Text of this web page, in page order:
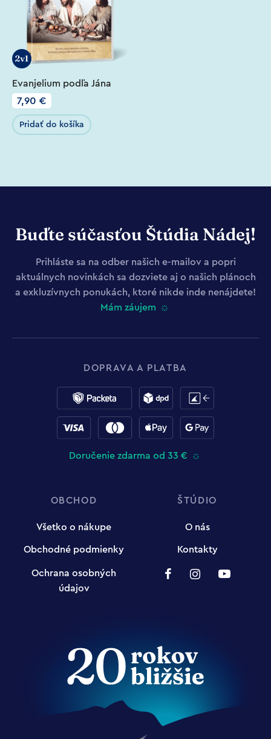
Evanjelium podľa Jána
7,90 €
Pridať do košíka
Buďte súčasťou Štúdia Nádej!
Prihláste sa na odber našich e-mailov a popri
aktuálnych novinkách sa dozviete aj o našich plánoch
a exkluzívnych ponukách, ktoré nikde inde nenájdete!
Mám záujem
DOPRAVA A PLATBA
Doručenie zdarma od 33 €
OBCHOD
Všetko o nákupe
Obchodné podmienky
Ochrana osobných
údajov
ŠTÚDIO
O nás
Kontakty